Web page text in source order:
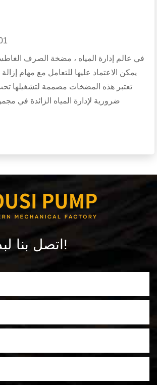
في عالم إدارة المياه ، مضخة الصرف
يمكن الاعتماد عليها للتعامل مع مهام إزالة
تعتبر هذه المضخات مصممة لتشغيلها تحت
ضرورية لإدارة المياه الزائدة في
اتصل بنا لبدء الشراكة!